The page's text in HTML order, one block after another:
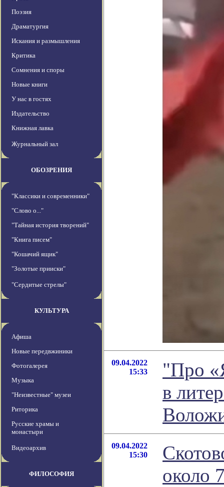
Поэзия
Драматургия
Искания и размышления
Критика
Сомнения и споры
Новые книги
У нас в гостях
Издательство
Книжная лавка
Журнальный зал
ОБОЗРЕНИЯ
"Классики и современники"
"Слово о..."
"Тайная история творений"
"Книга писем"
"Кошачий ящик"
"Золотые прииски"
"Сердитые стрелы"
КУЛЬТУРА
Афиша
Новые передвжиники
Фотогалерея
Музыка
"Неизвестные" музеи
Риторика
Русские храмы и
монастыри
Видеоархив
ФИЛОСОФИЯ
09.04.2022
15:33
"Про
в
09.04.2022
15:30
около